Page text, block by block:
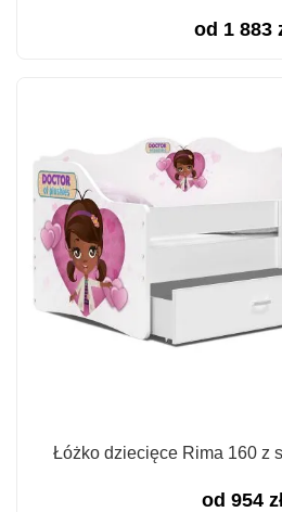
od 1 883
Łóżko dziecięce Rima 160 z
od 954